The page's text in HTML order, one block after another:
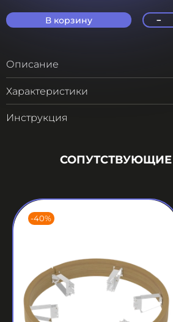
В корзину -
Описание
Характеристики
Инструкция
-40%